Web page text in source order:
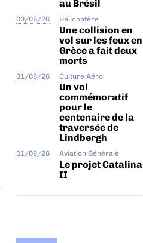
au Brésil
03/08/26 Hélicoptère
Une collision en
vol sur les feux en
Grèce a fait deux
morts
01/08/26 Culture Aéro
Un vol
commémoratif
pour le
centenaire de la
traversée de
Lindbergh
01/08/26 Aviation Générale
Le projet Catalina
II